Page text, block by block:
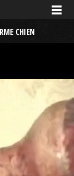
CHIEN